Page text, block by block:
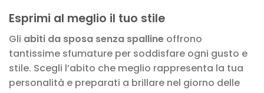
Esprimi al meglio il tuo stile
Gli abiti da sposa senza spalline offrono
tantissime sfumature per soddisfare ogni gusto e
stile. Scegli l’abito che meglio rappresenta la tua
personalità e preparati a brillare nel giorno delle